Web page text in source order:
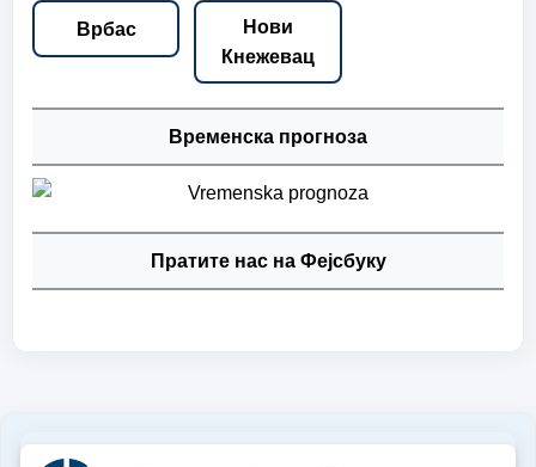
Врбас
Нови
Кнежевац
Временска прогноза
Пратите нас на Фејсбуку